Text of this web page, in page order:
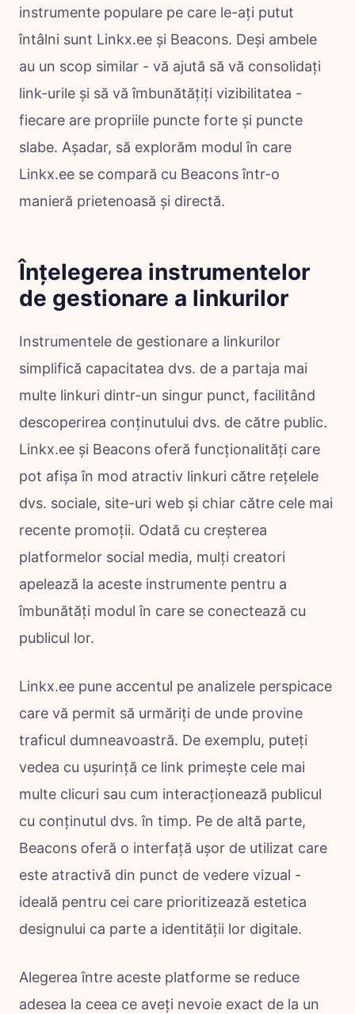
instrumente populare pe care le-ați putut
întâlni sunt Linkx.ee și Beacons. Deși ambele
au un scop similar - vă ajută să vă consolidați
link-urile și să vă îmbunătățiți vizibilitatea -
fiecare are propriile puncte forte și puncte
slabe. Așadar, să explorăm modul în care
Linkx.ee se compară cu Beacons într-o
manieră prietenoasă și directă.
Înțelegerea instrumentelor
de gestionare a linkurilor
Instrumentele de gestionare a linkurilor
simplifică capacitatea dvs. de a partaja mai
multe linkuri dintr-un singur punct, facilitând
descoperirea conținutului dvs. de către public.
Linkx.ee și Beacons oferă funcționalități care
pot afișa în mod atractiv linkuri către rețelele
dvs. sociale, site-uri web și chiar către cele mai
recente promoții. Odată cu creșterea
platformelor social media, mulți creatori
apelează la aceste instrumente pentru a
îmbunătăți modul în care se conectează cu
publicul lor.
Linkx.ee pune accentul pe analizele perspicace
care vă permit să urmăriți de unde provine
traficul dumneavoastră. De exemplu, puteți
vedea cu ușurință ce link primește cele mai
multe clicuri sau cum interacționează publicul
cu conținutul dvs. în timp. Pe de altă parte,
Beacons oferă o interfață ușor de utilizat care
este atractivă din punct de vedere vizual -
ideală pentru cei care prioritizează estetica
designului ca parte a identității lor digitale.
Alegerea între aceste platforme se reduce
adesea la ceea ce aveți nevoie exact de la un